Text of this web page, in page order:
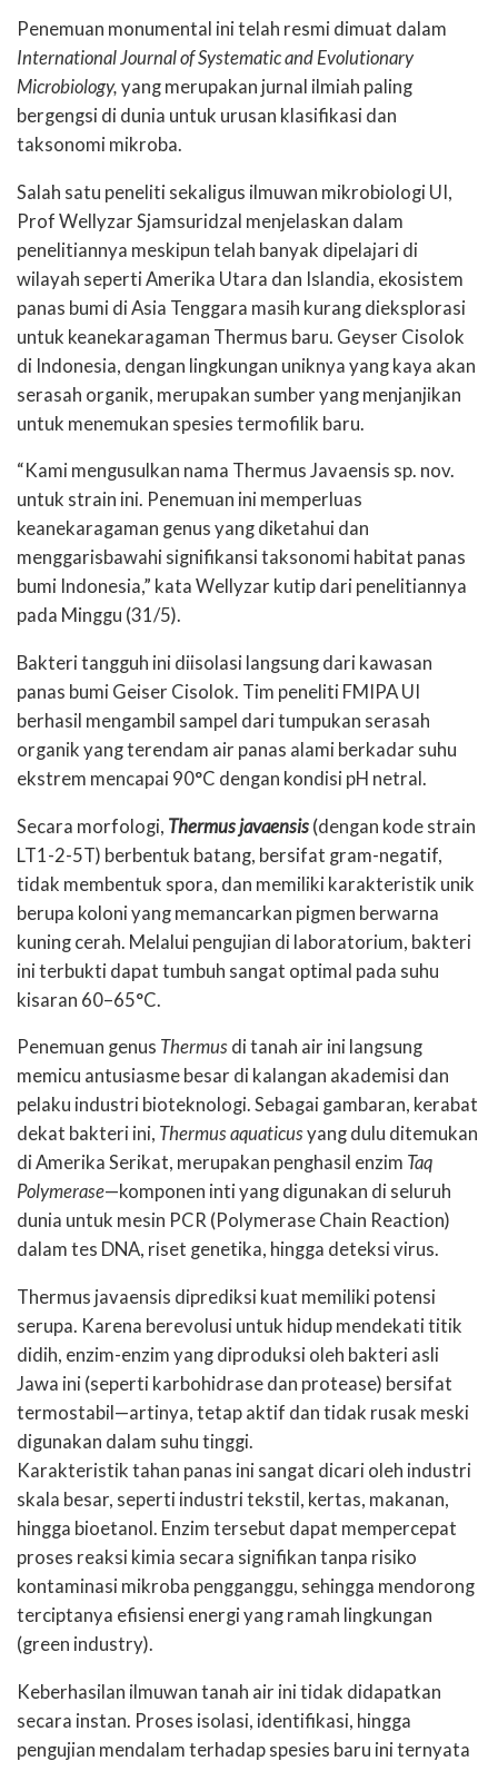
Penemuan monumental ini telah resmi dimuat dalam
International Journal of Systematic and Evolutionary
Microbiology, yang merupakan jurnal ilmiah paling
bergengsi di dunia untuk urusan klasifikasi dan
taksonomi mikroba.
Salah satu peneliti sekaligus ilmuwan mikrobiologi UI,
Prof Wellyzar Sjamsuridzal menjelaskan dalam
penelitiannya meskipun telah banyak dipelajari di
wilayah seperti Amerika Utara dan Islandia, ekosistem
panas bumi di Asia Tenggara masih kurang dieksplorasi
untuk keanekaragaman Thermus baru. Geyser Cisolok
di Indonesia, dengan lingkungan uniknya yang kaya akan
serasah organik, merupakan sumber yang menjanjikan
untuk menemukan spesies termofilik baru.
“Kami mengusulkan nama Thermus Javaensis sp. nov.
untuk strain ini. Penemuan ini memperluas
keanekaragaman genus yang diketahui dan
menggarisbawahi signifikansi taksonomi habitat panas
bumi Indonesia,” kata Wellyzar kutip dari penelitiannya
pada Minggu (31/5).
Bakteri tangguh ini diisolasi langsung dari kawasan
panas bumi Geiser Cisolok. Tim peneliti FMIPA UI
berhasil mengambil sampel dari tumpukan serasah
organik yang terendam air panas alami berkadar suhu
ekstrem mencapai 90°C dengan kondisi pH netral.
Secara morfologi, Thermus javaensis (dengan kode strain
LT1-2-5T) berbentuk batang, bersifat gram-negatif,
tidak membentuk spora, dan memiliki karakteristik unik
berupa koloni yang memancarkan pigmen berwarna
kuning cerah. Melalui pengujian di laboratorium, bakteri
ini terbukti dapat tumbuh sangat optimal pada suhu
kisaran 60–65°C.
Penemuan genus Thermus di tanah air ini langsung
memicu antusiasme besar di kalangan akademisi dan
pelaku industri bioteknologi. Sebagai gambaran, kerabat
dekat bakteri ini, Thermus aquaticusyang dulu ditemukan
di Amerika Serikat, merupakan penghasil enzim Taq
Polymerase—komponen inti yang digunakan di seluruh
dunia untuk mesin PCR (Polymerase Chain Reaction)
dalam tes DNA, riset genetika, hingga deteksi virus.
Thermus javaensis diprediksi kuat memiliki potensi
serupa. Karena berevolusi untuk hidup mendekati titik
didih, enzim-enzim yang diproduksi oleh bakteri asli
Jawa ini (seperti karbohidrase dan protease) bersifat
termostabil—artinya, tetap aktif dan tidak rusak meski
digunakan dalam suhu tinggi.
Karakteristik tahan panas ini sangat dicari oleh industri
skala besar, seperti industri tekstil, kertas, makanan,
hingga bioetanol. Enzim tersebut dapat mempercepat
proses reaksi kimia secara signifikan tanpa risiko
kontaminasi mikroba pengganggu, sehingga mendorong
terciptanya efisiensi energi yang ramah lingkungan
(green industry).
Keberhasilan ilmuwan tanah air ini tidak didapatkan
secara instan. Proses isolasi, identifikasi, hingga
pengujian mendalam terhadap spesies baru ini ternyata